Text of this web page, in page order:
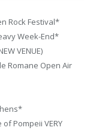
Rock Festival*
Week-End*
VENUE)
Romane Open Air
Pompeii VERY